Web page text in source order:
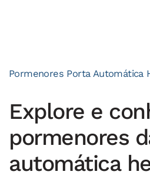
Pormenores Porta Automática
Explore e
pormenores
automática